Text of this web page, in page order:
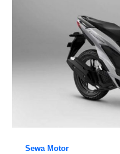
Sewa Motor